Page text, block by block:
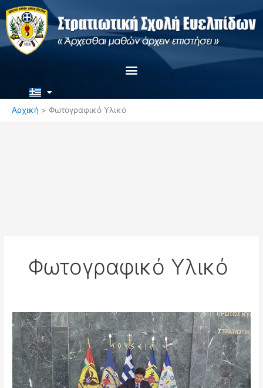
Μετάβαση
στο
περιεχόμενο
Αρχική Φωτογραφικό Υλικό
Φωτογραφικό Υλικό
Επίσκεψη
Πρέσβη
της
Δημοκρατίας
του
Καζακστάν